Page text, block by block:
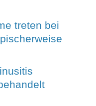
treten bei